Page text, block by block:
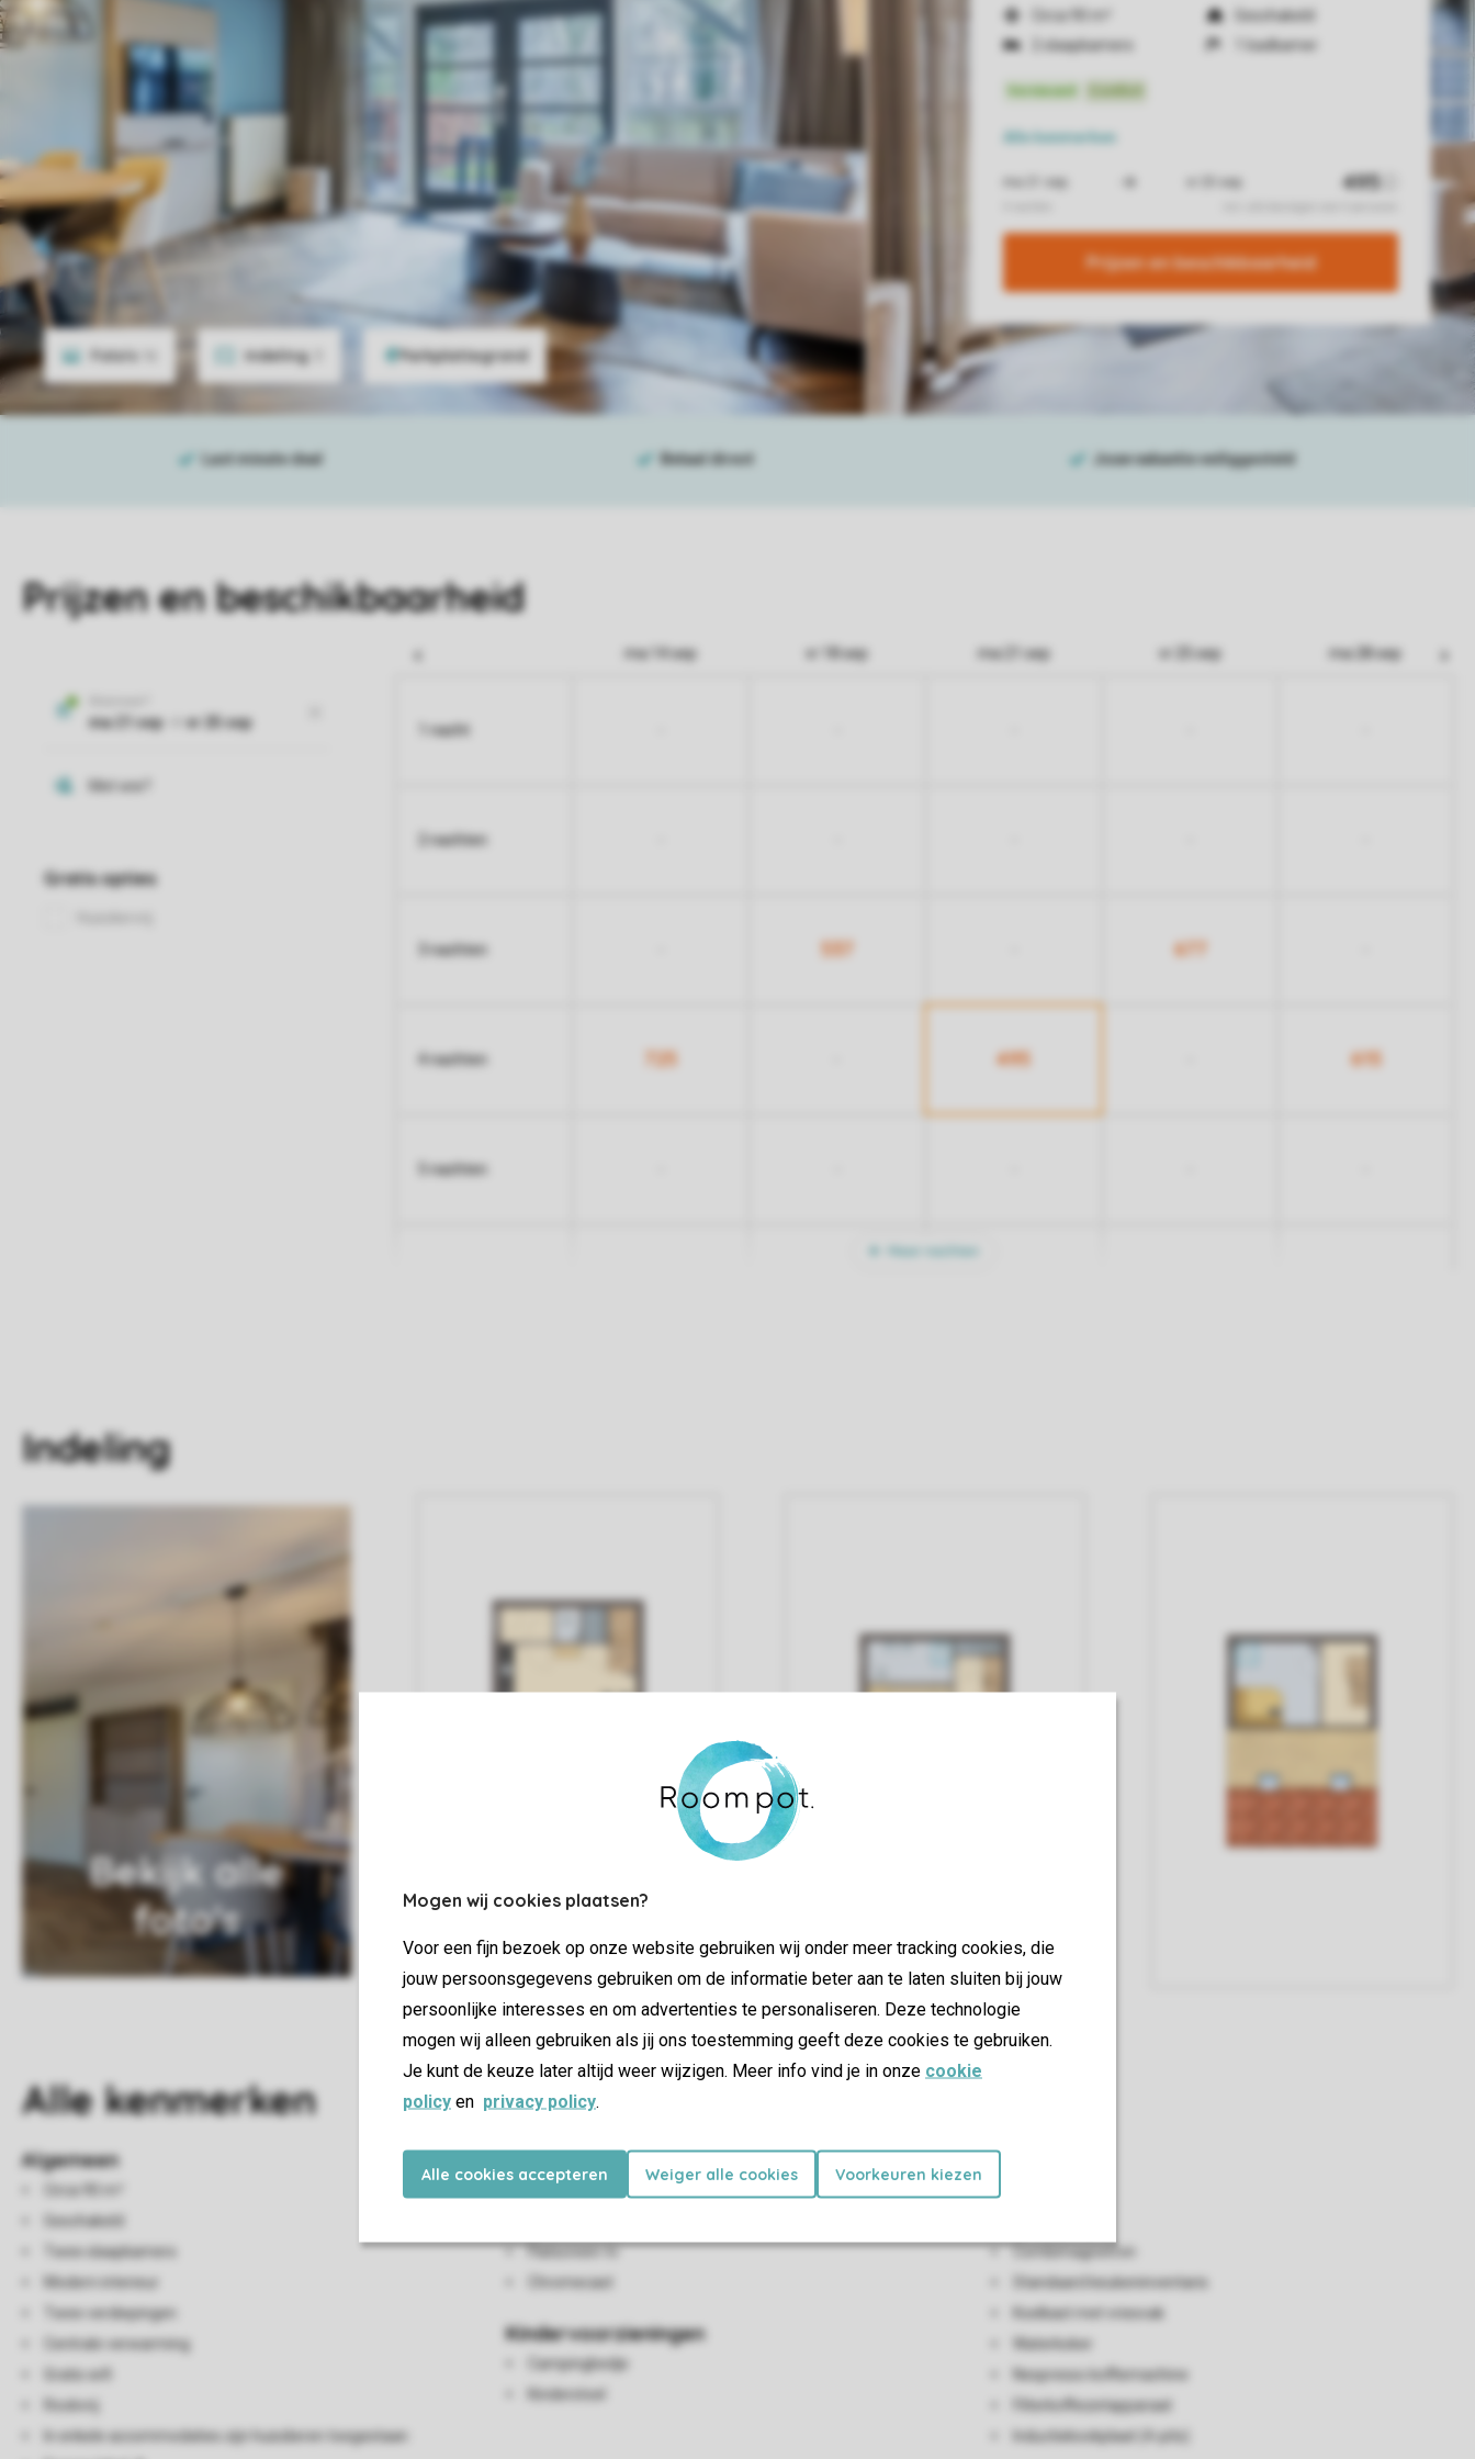
Mogen wij cookies plaatsen?
Voor een fijn bezoek op onze website gebruiken wij onder meer tracking cookies, die
jouw persoonsgegevens gebruiken om de informatie beter aan te laten sluiten bij jouw
persoonlijke interesses en om advertenties te personaliseren. Deze technologie
mogen wij alleen gebruiken als jij ons toestemming geeft deze cookies te gebruiken.
Je kunt de keuze later altijd weer wijzigen. Meer info vind je in onze cookie
policy en privacy policy.
Alle cookies accepteren Weiger alle cookies Voorkeuren kiezen
Foto's Indeling
Circa 90 m²
Geschakeld
2 slaapkamers
1 badkamer
Alle kenmerken
Prijzen en beschikbaarheid
Prijzen en beschikbaarheid
ma 14 sep vr 18 sep ma 21 sep vr 25 sep ma 28 sep
1 nacht
2 nachten
3 nachten 537 677
4 nachten 725 495 615
5 nachten
Indeling
Bekijk alle
foto's
Allekenmerken
Algemeen
Circa 90 m²
Geschakeld
Twee slaapkamers
Modern interieur
Twee verdiepingen
Centrale verwarming
Gratis wifi
Rookvrij
In enkele accommodaties zijn huisdieren toegestaan
Woon-/eetkamer
Flatscreen-tv
Chromecast
Kindervoorzieningen
Campingbedje
Kinderstoel
Keuken
Combimagnetron
Standaard keukeninventaris
Koelkast met vriesvak
Waterkoker
Nespresso koffiemachine
Filterkoffiezetapparaat
Inductiekookplaat (4-pits)